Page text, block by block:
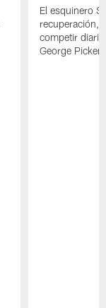
El esquinero
recuperación,
competir
George